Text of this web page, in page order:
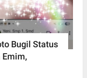
Bugil Status
Emim,